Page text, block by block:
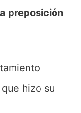
preposición
hizo su